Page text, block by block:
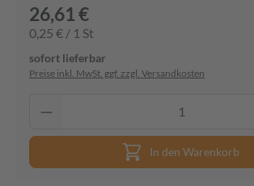
26,61 €
0,25 € / 1 St
sofort lieferbar
Preise inkl. MwSt. ggf. zzgl. Versandkosten
In den Warenkorb